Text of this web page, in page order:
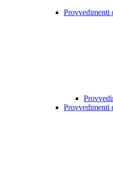
Provvedimenti
Provvedimenti